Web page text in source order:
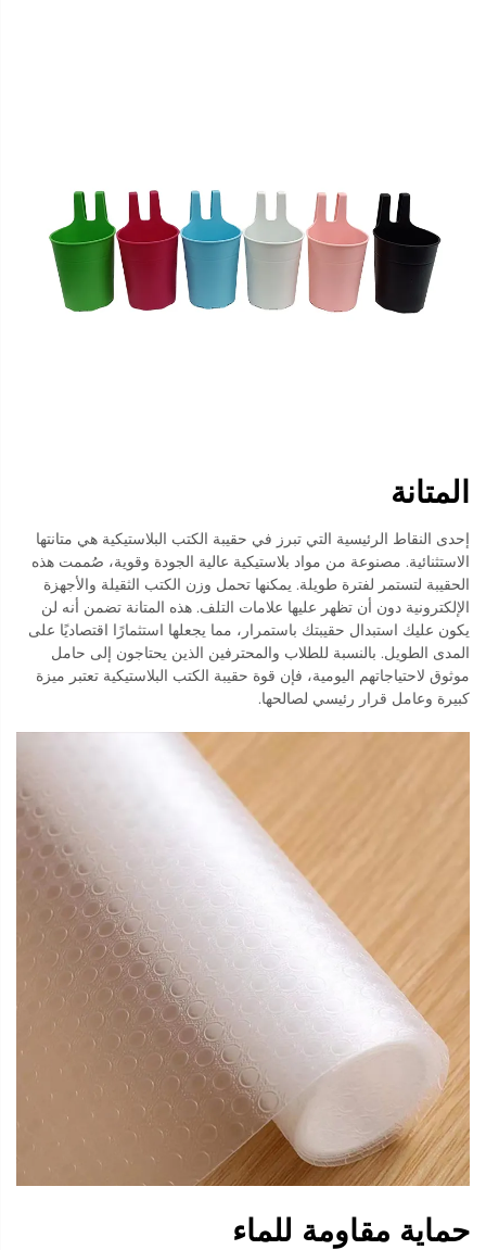
المتانة
إحدى النقاط الرئيسية التي تبرز في حقيبة الكتب البلاستيكية هي متانتها
الاستثنائية. مصنوعة من مواد بلاستيكية عالية الجودة وقوية، صُممت هذه
الحقيبة لتستمر لفترة طويلة. يمكنها تحمل وزن الكتب الثقيلة والأجهزة
الإلكترونية دون أن تظهر عليها علامات التلف. هذه المتانة تضمن أنه لن
يكون عليك استبدال حقيبتك باستمرار، مما يجعلها استثمارًا اقتصاديًا على
المدى الطويل. بالنسبة للطلاب والمحترفين الذين يحتاجون إلى حامل
موثوق لاحتياجاتهم اليومية، فإن قوة حقيبة الكتب البلاستيكية تعتبر ميزة
كبيرة وعامل قرار رئيسي لصالحها.
حماية مقاومة للماء